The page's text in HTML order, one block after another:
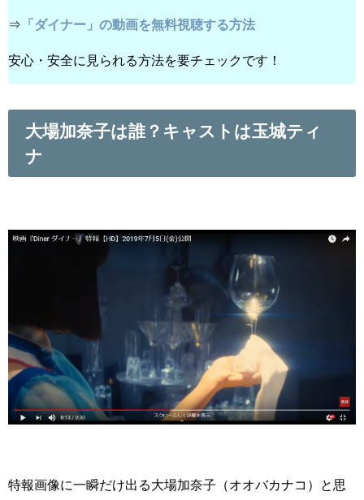
⇒ 「ダイナー」の動画を無料視聴する方法
安心・安全に見られる方法を要チェックです！
大場加奈子は誰？キャストは玉城ティ
ナ
特報画像に一瞬だけ出る大場加奈子（オオバカナコ）と思